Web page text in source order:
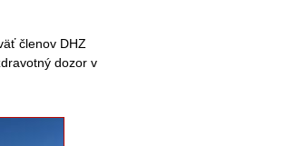
členov DHZ
dozor v